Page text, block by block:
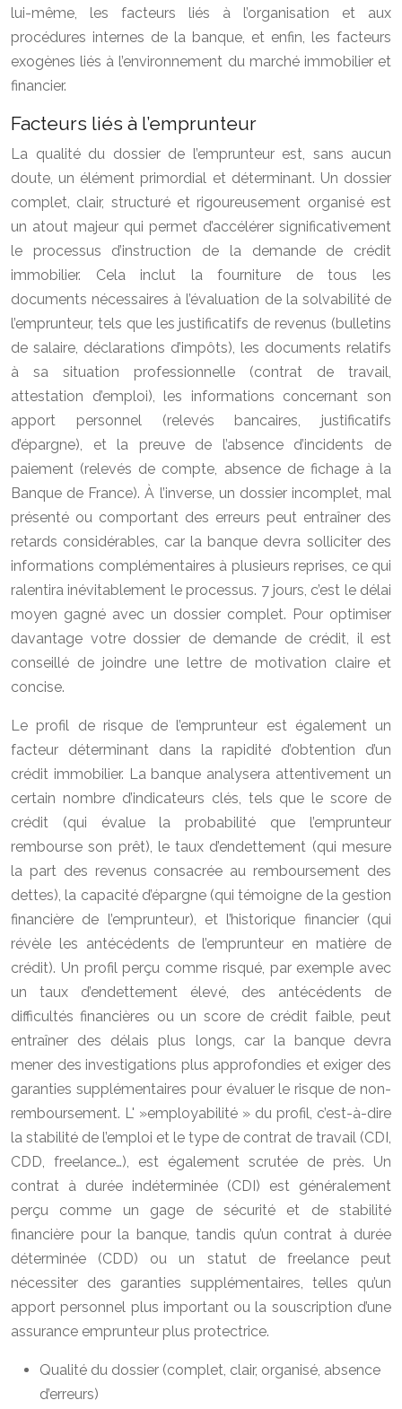
lui-même, les facteurs liés à l’organisation et aux
procédures internes de la banque, et enfin, les facteurs
exogènes liés à l’environnement du marché immobilier et
financier.
Facteurs liés à l’emprunteur
La qualité du dossier de l’emprunteur est, sans aucun
doute, un élément primordial et déterminant. Un dossier
complet, clair, structuré et rigoureusement organisé est
un atout majeur qui permet d’accélérer significativement
le processus d’instruction de la demande de crédit
immobilier. Cela inclut la fourniture de tous les
documents nécessaires à l’évaluation de la solvabilité de
l’emprunteur, tels que les justificatifs de revenus (bulletins
de salaire, déclarations d’impôts), les documents relatifs
à sa situation professionnelle (contrat de travail,
attestation d’emploi), les informations concernant son
apport personnel (relevés bancaires, justificatifs
d’épargne), et la preuve de l’absence d’incidents de
paiement (relevés de compte, absence de fichage à la
Banque de France). À l’inverse, un dossier incomplet, mal
présenté ou comportant des erreurs peut entraîner des
retards considérables, car la banque devra solliciter des
informations complémentaires à plusieurs reprises, ce qui
ralentira inévitablement le processus. 7 jours, c’est le délai
moyen gagné avec un dossier complet. Pour optimiser
davantage votre dossier de demande de crédit, il est
conseillé de joindre une lettre de motivation claire et
concise.
Le profil de risque de l’emprunteur est également un
facteur déterminant dans la rapidité d’obtention d’un
crédit immobilier. La banque analysera attentivement un
certain nombre d’indicateurs clés, tels que le score de
crédit (qui évalue la probabilité que l’emprunteur
rembourse son prêt), le taux d’endettement (qui mesure
la part des revenus consacrée au remboursement des
dettes), la capacité d’épargne (qui témoigne de la gestion
financière de l’emprunteur), et l’historique financier (qui
révèle les antécédents de l’emprunteur en matière de
crédit). Un profil perçu comme risqué, par exemple avec
un taux d’endettement élevé, des antécédents de
difficultés financières ou un score de crédit faible, peut
entraîner des délais plus longs, car la banque devra
mener des investigations plus approfondies et exiger des
garanties supplémentaires pour évaluer le risque de non-
remboursement. L' »employabilité » du profil, c’est-à-dire
la stabilité de l’emploi et le type de contrat de travail (CDI,
CDD, freelance…), est également scrutée de près. Un
contrat à durée indéterminée (CDI) est généralement
perçu comme un gage de sécurité et de stabilité
financière pour la banque, tandis qu’un contrat à durée
déterminée (CDD) ou un statut de freelance peut
nécessiter des garanties supplémentaires, telles qu’un
apport personnel plus important ou la souscription d’une
assurance emprunteur plus protectrice.
Qualité du dossier (complet, clair, organisé, absence
d’erreurs)